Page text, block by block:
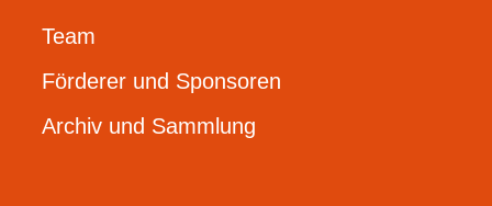
Team
Förderer und Sponsoren
Archiv und Sammlung